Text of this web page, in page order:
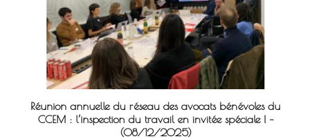
Réunion annuelle du réseau des avocats bénévoles du
CCEM : l’inspection du travail en invitée spéciale ! –
(08/12/2025)